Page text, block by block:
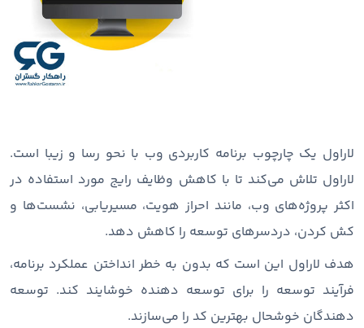
لاراول یک چارچوب برنامه کاربردی وب با نحو رسا و زیبا است.
لاراول تلاش می‌کند تا با کاهش وظایف رایج مورد استفاده در
اکثر پروژه‌های وب، مانند احراز هویت، مسیریابی، نشست‌ها و
کش کردن، دردسرهای توسعه را کاهش دهد.
هدف لاراول این است که بدون به خطر انداختن عملکرد برنامه،
فرآیند توسعه را برای توسعه ‌دهنده خوشایند کند. توسعه
دهندگان خوشحال بهترین کد را می‌سازند.